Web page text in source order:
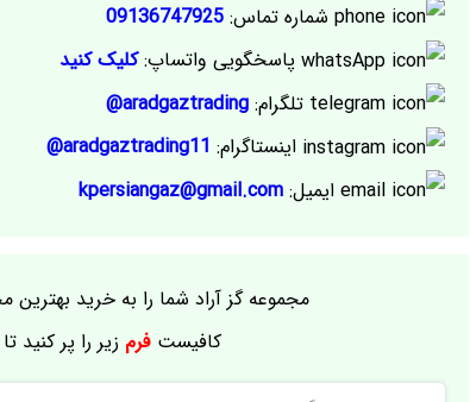
شماره تماس: 09136747925
پاسخگویی واتساپ:کلیک کنید
تلگرام: aradgaztrading@
اینستاگرام: aradgaztrading11@
ایمیل: kpersiangaz@gmail.com
مجموعه گز آراد شما را به خرید
کافیستفرم زیر را پر کنید